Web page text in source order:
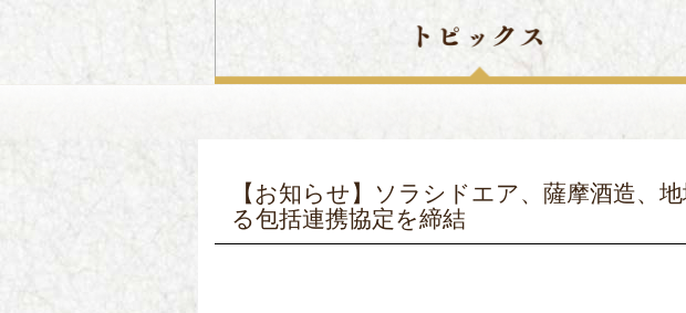
【お知らせ】ソラシドエア、薩摩酒造、
る包括連携協定を締結